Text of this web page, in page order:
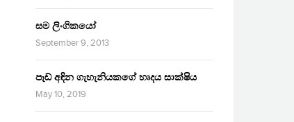
සම ලිංගිකයෝ
September 9, 2013
පෑඩ් අඳින ගැහැනියකගේ හෘදය සාක්ෂිය
May 10, 2019